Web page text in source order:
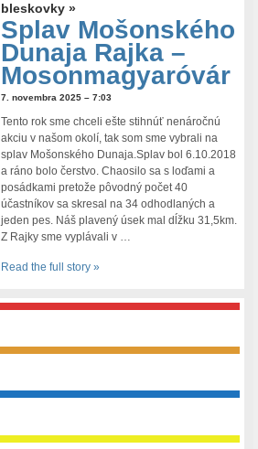
bleskovky »
Splav Mošonského
Dunaja Rajka –
Mosonmagyaróvár
7. novembra 2025 – 7:03
Tento rok sme chceli ešte stihnúť nenáročnú
akciu v našom okolí, tak som sme vybrali na
splav Mošonského Dunaja.Splav bol 6.10.2018
a ráno bolo čerstvo. Chaosilo sa s loďami a
posádkami pretože pôvodný počet 40
účastníkov sa skresal na 34 odhodlaných a
jeden pes. Náš plavený úsek mal dĺžku 31,5km.
Z Rajky sme vyplávali v …
Read the full story »